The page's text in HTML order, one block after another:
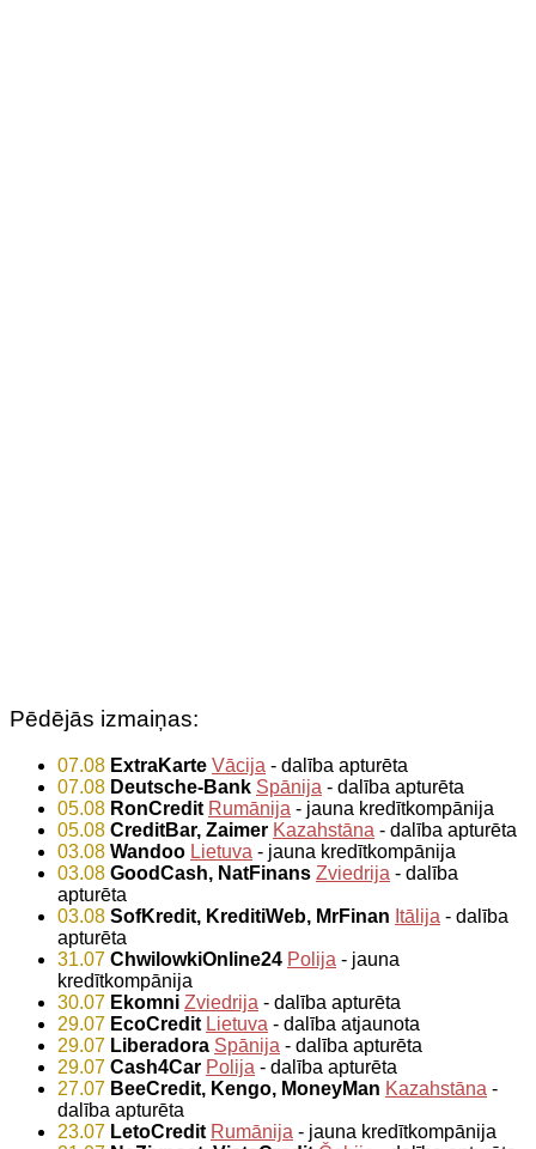
Pēdējās izmaiņas:
07.08 ExtraKarte Vācija - dalība apturēta
07.08 Deutsche-Bank Spānija - dalība apturēta
05.08 RonCredit Rumānija - jauna kredītkompānija
05.08 CreditBar, Zaimer Kazahstāna - dalība apturēta
03.08 Wandoo Lietuva - jauna kredītkompānija
03.08 GoodCash, NatFinans Zviedrija - dalība
apturēta
03.08 SofKredit, KreditiWeb, MrFinan Itālija - dalība
apturēta
31.07 ChwilowkiOnline24 Polija - jauna
kredītkompānija
30.07 Ekomni Zviedrija - dalība apturēta
29.07 EcoCredit Lietuva - dalība atjaunota
29.07 Liberadora Spānija - dalība apturēta
29.07 Cash4Car Polija - dalība apturēta
27.07 BeeCredit, Kengo, MoneyMan Kazahstāna -
dalība apturēta
23.07 LetoCredit Rumānija - jauna kredītkompānija